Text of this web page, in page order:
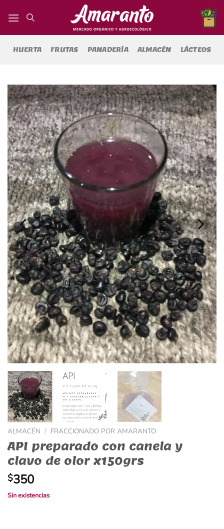
HUERTA FRUTAS PANADERÍA ALMACÉN LÁCTEOS
ALMACÉN / FRACCIONADO POR AMARANTO
API preparado con canela y
clavo de olor x150grs
$350
Sin existencias